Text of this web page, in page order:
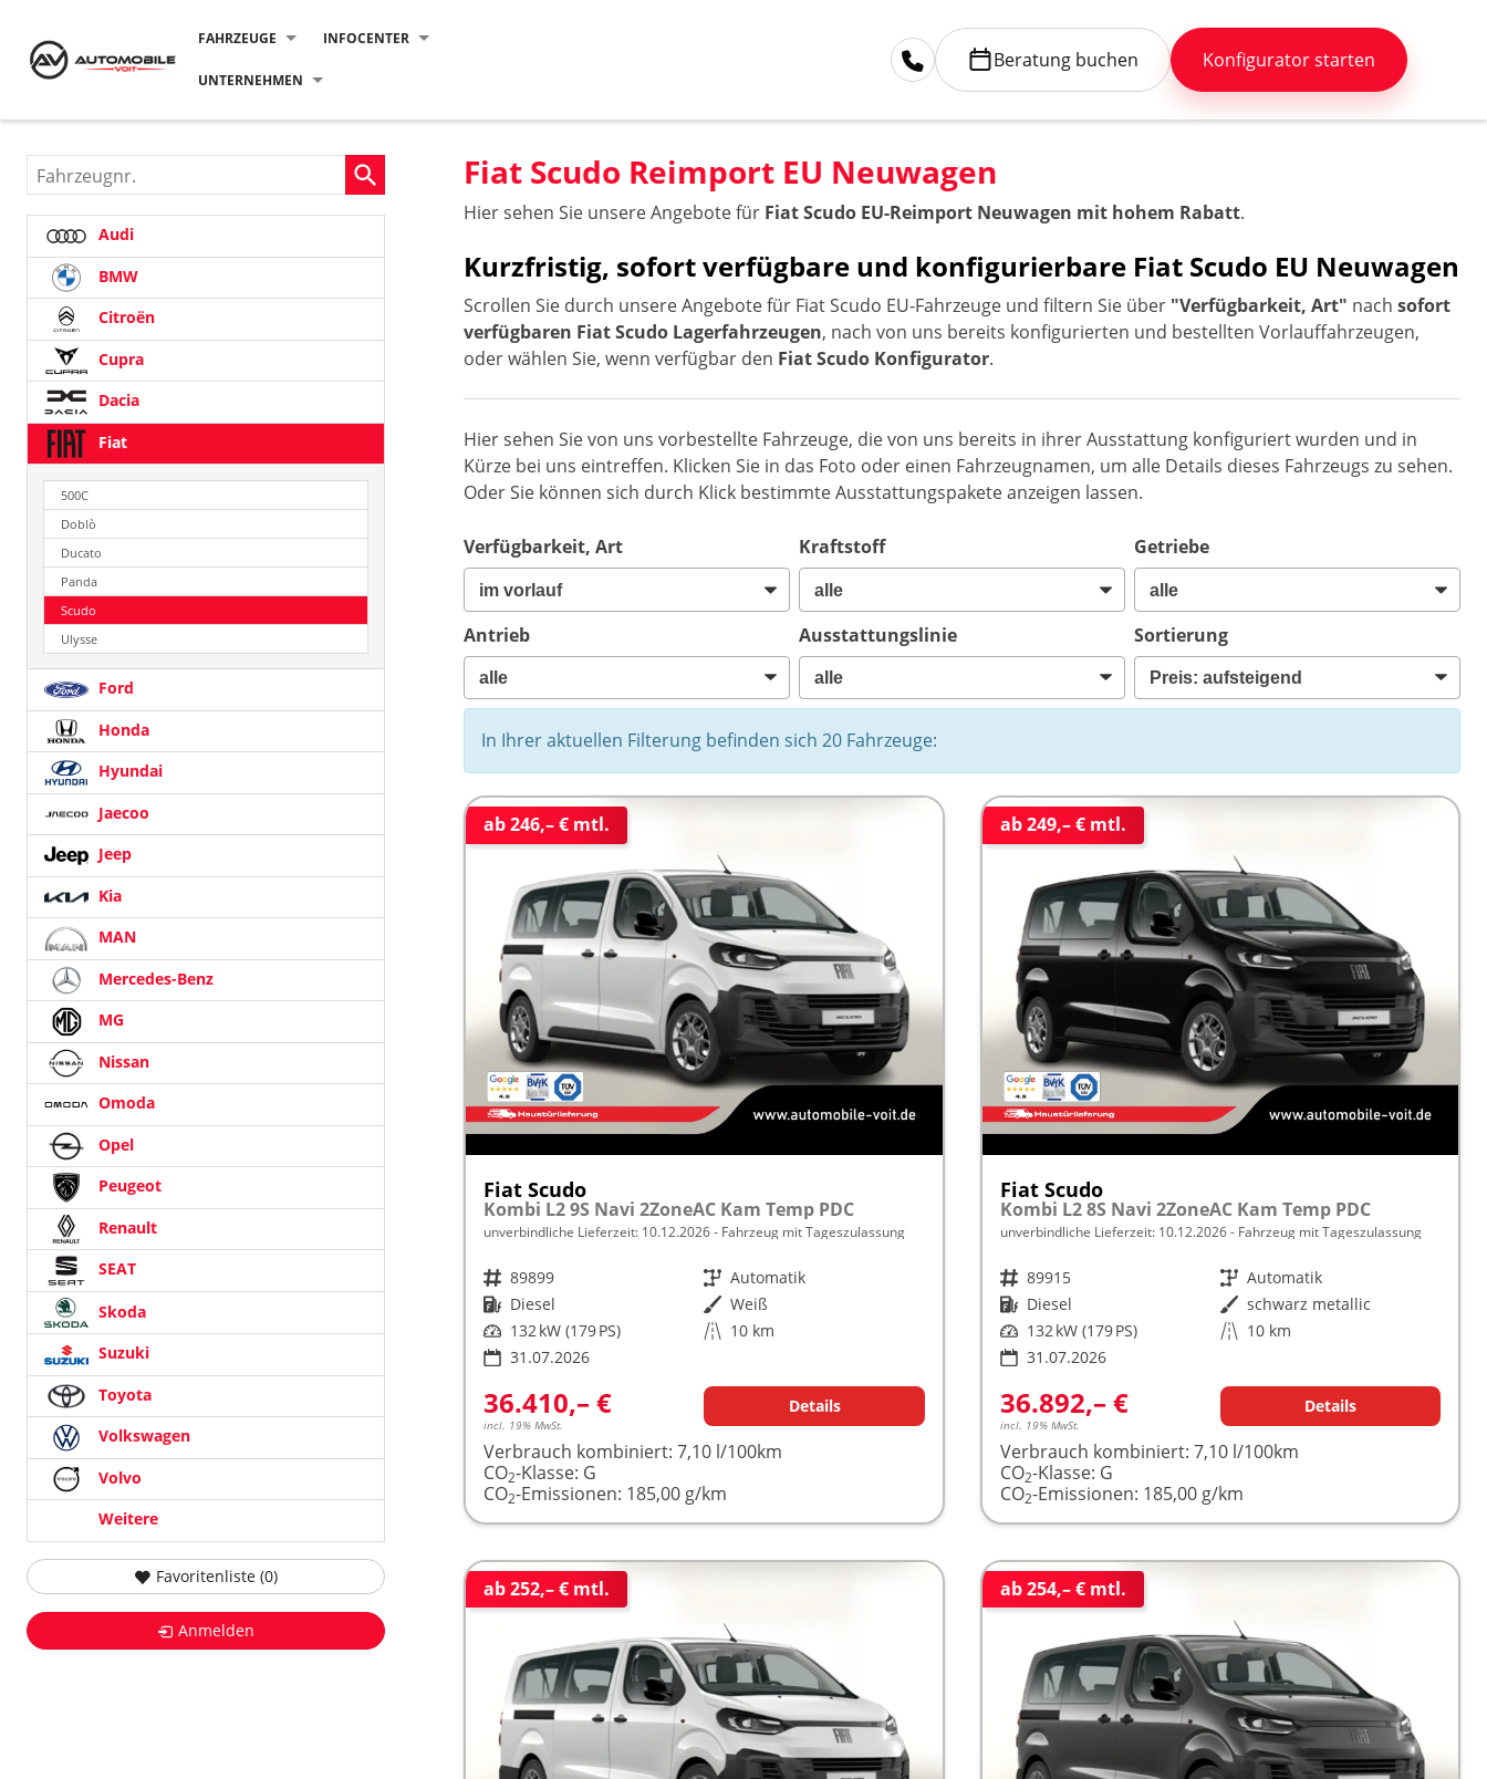
FAHRZEUGE INFOCENTER
UNTERNEHMEN
Beratung buchen Konfigurator starten
Fiat Scudo Reimport EU Neuwagen
Hier sehen Sie unsere Angebote für Fiat Scudo EU-Reimport Neuwagen mit hohem Rabatt.
Kurzfristig, sofort verfügbare und konfigurierbare Fiat Scudo EU Neuwagen
Scrollen Sie durch unsere Angebote für Fiat Scudo EU-Fahrzeuge und filtern Sie über "Verfügbarkeit, Art" nachsofort
verfügbaren Fiat Scudo Lagerfahrzeugen, nach von uns bereits konfigurierten und bestellten Vorlauffahrzeugen,
oder wählen Sie, wenn verfügbar den Fiat Scudo Konfigurator.
Hier sehen Sie von uns vorbestellte Fahrzeuge, die von uns bereits in ihrer Ausstattung konfiguriert wurden und in
Kürze bei uns eintreffen. Klicken Sie in das Foto oder einen Fahrzeugnamen, um alle Details dieses Fahrzeugs zu sehen.
Oder Sie können sich durch Klick bestimmte Ausstattungspakete anzeigen lassen.
Verfügbarkeit, Art Kraftstoff Getriebe
Antrieb Ausstattungslinie Sortierung
In Ihrer aktuellen Filterung befinden sich20 Fahrzeuge:
ab 246,– € mtl.
Fiat Scudo
Kombi L2 9S Navi 2ZoneAC Kam Temp PDC
unverbindliche Lieferzeit: 10.12.2026 Fahrzeug mit Tageszulassung
Fahrzeugnr. 89899 Getriebe Automatik
Kraftstoff Diesel Außenfarbe Weiß
Leistung 132 kW (179 PS) Kilometerstand 10 km
31.07.2026
36.410,– €
incl. 19% MwSt.
Details
Verbrauch kombiniert:7,10 l/100km
CO2-Klasse: G
CO2-Emissionen: 185,00 g/km
ab 249,– € mtl.
Fiat Scudo
Kombi L2 8S Navi 2ZoneAC Kam Temp PDC
unverbindliche Lieferzeit: 10.12.2026 Fahrzeug mit Tageszulassung
Fahrzeugnr. 89915 Getriebe Automatik
Kraftstoff Diesel Außenfarbe schwarz metallic
Leistung 132 kW (179 PS) Kilometerstand 10 km
31.07.2026
36.892,– €
incl. 19% MwSt.
Details
Verbrauch kombiniert: 7,10 l/100km
CO2-Klasse: G
CO2-Emissionen: 185,00 g/km
ab 252,– € mtl. ab 254,– € mtl.
Fahrzeugnr.
Audi
BMW
Citroën
Cupra
Dacia
Fiat
500C
Doblò
Ducato
Panda
Scudo
Ulysse
Ford
Honda
Hyundai
Jaecoo
Jeep
Kia
MAN
Mercedes-Benz
MG
Nissan
Omoda
Opel
Peugeot
Renault
SEAT
Skoda
Suzuki
Toyota
Volkswagen
Volvo
Weitere
Favoritenliste (0)
Anmelden